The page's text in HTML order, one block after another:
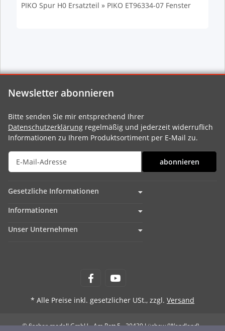
PIKO Spur H0 Ersatzteil » PIKO ET96334-07 Fenster
Newsletter abonnieren
Bitte senden Sie mir entsprechend Ihrer
Datenschutzerklärung regelmäßig und jederzeit widerruflich
Informationen zu Ihrem Produktsortiment per E-Mail zu.
abonnieren
Gesetzliche Informationen
Informationen
Unser Unternehmen
* Alle Preise inkl. gesetzlicher USt., zzgl. Versand
© fischer-modell GmbH - Am Rott 5 - 29439 Lüchow (Wendland)